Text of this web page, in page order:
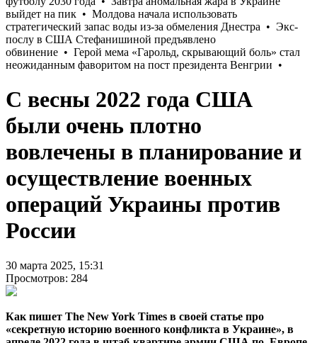
С весны 2022 года США
были очень плотно
вовлечены в планирование и
осуществление военных
операций Украины против
России
30 марта 2025, 15:31
Просмотров: 284
Как пишет The New York Times в своей статье про
«секретную историю военного конфликта в Украине», в